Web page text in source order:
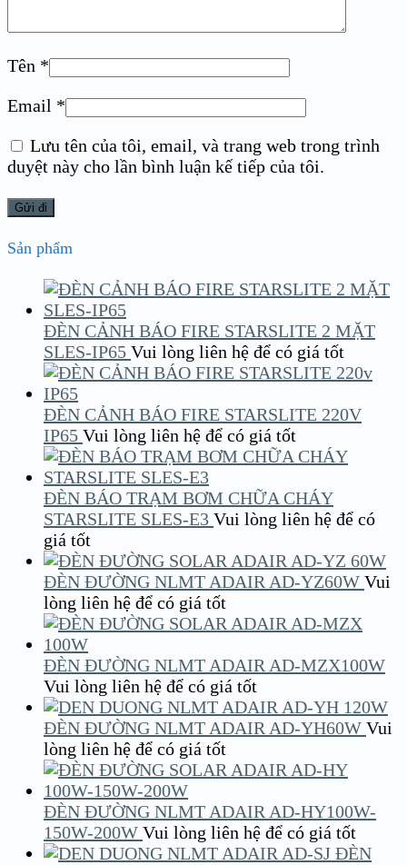
Tên *
Email *
Lưu tên của tôi, email, và trang web trong trình
duyệt này cho lần bình luận kế tiếp của tôi.
Sản phẩm
ĐÈN CẢNH BÁO FIRE STARSLITE 2 MẶT
SLES-IP65 Vui lòng liên hệ để có giá tốt
ĐÈN CẢNH BÁO FIRE STARSLITE 220V
IP65 Vui lòng liên hệ để có giá tốt
ĐÈN BÁO TRẠM BƠM CHỮA CHÁY
STARSLITE SLES-E3 Vui lòng liên hệ để có
giá tốt
ĐÈN ĐƯỜNG NLMT ADAIR AD-YZ60W Vui
lòng liên hệ để có giá tốt
ĐÈN ĐƯỜNG NLMT ADAIR AD-MZX100W
Vui lòng liên hệ để có giá tốt
ĐÈN ĐƯỜNG NLMT ADAIR AD-YH60W Vui
lòng liên hệ để có giá tốt
ĐÈN ĐƯỜNG NLMT ADAIR AD-HY100W-
150W-200W Vui lòng liên hệ để có giá tốt
ĐÈN